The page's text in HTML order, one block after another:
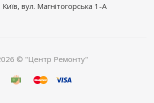
Київ, вул. Магнітогорська 1-А
© "Центр Ремонту"